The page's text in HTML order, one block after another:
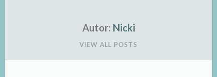
Autor: Nicki
VIEW ALL POSTS